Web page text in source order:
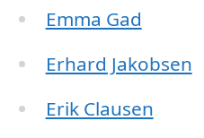
Emma Gad
Erhard Jakobsen
Erik Clausen